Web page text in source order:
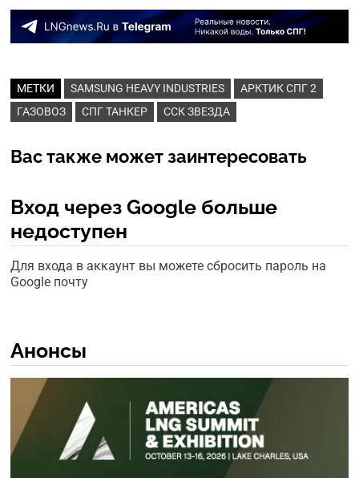
МЕТКИ SAMSUNG HEAVY INDUSTRIES
АРКТИК СПГ 2
ГАЗОВОЗ
СПГ ТАНКЕР ССК ЗВЕЗДА
Вас также может заинтересовать
Вход через Google больше
недоступен
Для входа в аккаунт вы можете сбросить пароль на
Google почту
Анонсы